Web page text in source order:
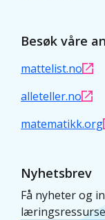
Besøk våre
mattelist.no
alleteller.no
matematikk.org
Nyhetsbrev
Få nyheter og